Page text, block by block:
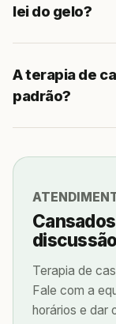
lei do gelo?
A terapia de
padrão?
Terapia de
Fale com a
horários e dar